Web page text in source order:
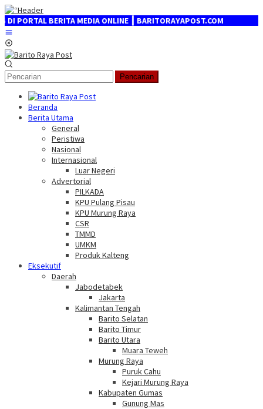
Loncat
ke
konten
BERITA MEDIA ONLINE ┃ BARITORAYAPOST.COM
Pencarian
Beranda
Berita Utama
General
Peristiwa
Nasional
Internasional
Luar Negeri
Advertorial
PILKADA
KPU Pulang Pisau
KPU Murung Raya
CSR
TMMD
UMKM
Produk Kalteng
Eksekutif
Daerah
Jabodetabek
Jakarta
Kalimantan Tengah
Barito Selatan
Barito Timur
Barito Utara
Muara Teweh
Murung Raya
Puruk Cahu
Kejari Murung Raya
Kabupaten Gumas
Gunung Mas